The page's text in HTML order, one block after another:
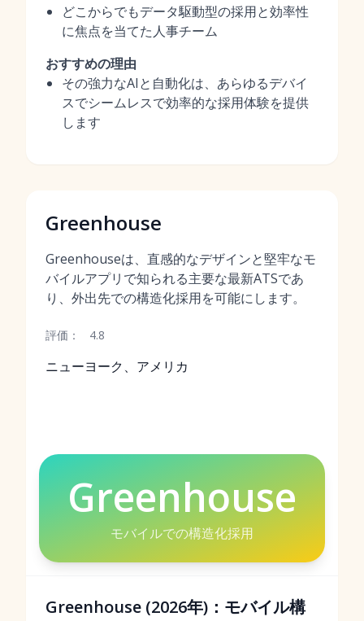
どこからでもデータ駆動型の採用と効率性
に焦点を当てた人事チーム
おすすめの理由
その強力なAIと自動化は、あらゆるデバイ
スでシームレスで効率的な採用体験を提供
します
Greenhouse
Greenhouseは、直感的なデザインと堅牢なモ
バイルアプリで知られる主要な最新ATSであ
り、外出先での構造化採用を可能にします。
評価： 4.8
ニューヨーク、アメリカ
Greenhouse
モバイルでの構造化採用
Greenhouse (2026年)：モバイル構